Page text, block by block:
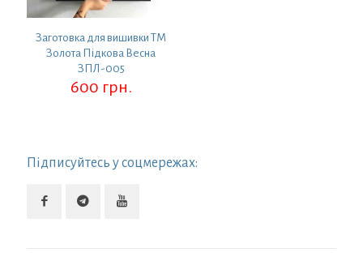
Заготовка для вишивки ТМ
Золота Підкова Весна
ЗПЛ-005
600 грн.
Підписуйтесь у соцмережах: